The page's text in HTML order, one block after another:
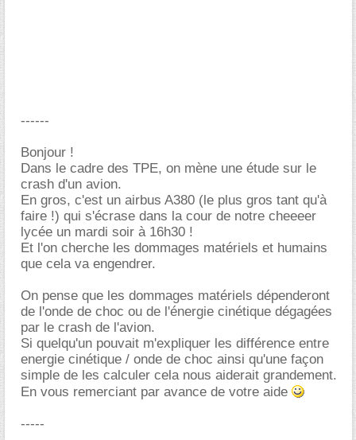
------
Bonjour !
Dans le cadre des TPE, on mène une étude sur le
crash d'un avion.
En gros, c'est un airbus A380 (le plus gros tant qu'à
faire !) qui s'écrase dans la cour de notre cheeeer
lycée un mardi soir à 16h30 !
Et l'on cherche les dommages matériels et humains
que cela va engendrer.
On pense que les dommages matériels dépenderont
de l'onde de choc ou de l'énergie cinétique dégagées
par le crash de l'avion.
Si quelqu'un pouvait m'expliquer les différence entre
energie cinétique / onde de choc ainsi qu'une façon
simple de les calculer cela nous aiderait grandement.
En vous remerciant par avance de votre aide
-----